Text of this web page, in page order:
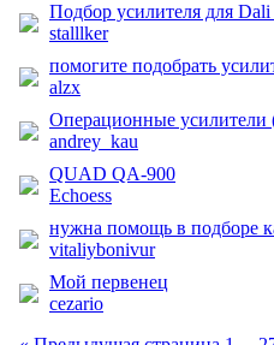
Подбор усилителя для
stalllker
помогите подобрать
alzx
Операционные усилители
andrey_kau
QUAD QA-900
Echoess
нужна помощь в подборе
vitaliybonivur
Мой первенец
cezario